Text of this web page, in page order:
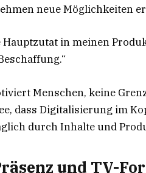
neue Möglichkeiten
Hauptzutat in meinen
Menschen, keine
dass Digitalisierung im
durch Inhalte und
und TV-